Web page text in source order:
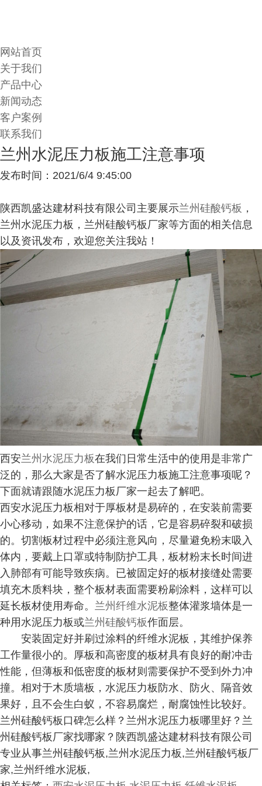
网站首页
关于我们
产品中心
新闻动态
客户案例
联系我们
兰州水泥压力板施工注意事项
发布时间：2021/6/4 9:45:00
陕西凯盛达建材科技有限公司主要展示兰州硅酸钙板 ，
兰州水泥压力板，兰州硅酸钙板厂家等方面的相关信息
以及资讯发布，欢迎您关注我站！
西安兰州水泥压力板在我们日常生活中的使用是非常广
泛的，那么大家是否了解水泥压力板施工注意事项呢？
下面就请跟随水泥压力板厂家一起去了解吧。
西安水泥压力板相对于厚板材是易碎的，在安装前需要
小心移动，如果不注意保护的话，它是容易碎裂和破损
的。切割板材过程中必须注意风向，尽量避免粉末吸入
体内，要戴上口罩或特制防护工具，板材粉末长时间进
入肺部有可能导致疾病。已被固定好的板材接缝处需要
填充木质料块，整个板材表面需要粉刷涂料，这样可以
延长板材使用寿命。 兰州纤维水泥板整体灌浆墙体是一
种用水泥压力板或兰州硅酸钙板作面层。
安装固定好并刷过涂料的纤维水泥板，其维护保养
工作量很小的。厚板和高密度的板材具有良好的耐冲击
性能，但薄板和低密度的板材则需要保护不受到外力冲
撞。相对于木质墙板，水泥压力板防水、防火、隔音效
果好，且不会生白蚁，不容易腐烂，耐腐蚀性比较好。
兰州硅酸钙板口碑怎么样？兰州水泥压力板哪里好？兰
州硅酸钙板厂家找哪家？陕西凯盛达建材科技有限公司
专业从事兰州硅酸钙板,兰州水泥压力板,兰州硅酸钙板厂
家,兰州纤维水泥板,